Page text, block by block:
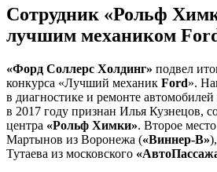
Сотрудник «Рольф
лучшим механиком
«Форд Соллерс Холдинг» подвел
конкурса «Лучший механик Ford».
в диагностике и ремонте
в 2017 году признан Илья Кузнецов,
центра «Рольф Химки». Второе
Мартынов из Воронежа («Виннер-В»
Тутаева из московского